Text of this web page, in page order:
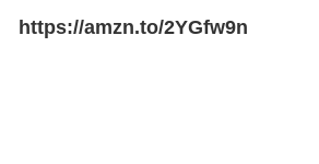
https://amzn.to/2YGfw9n